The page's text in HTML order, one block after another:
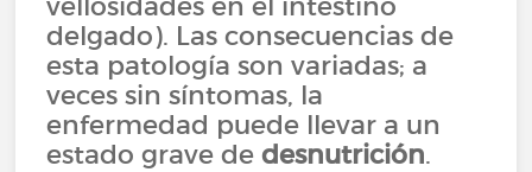
delgado). Las consecuencias de
esta patología son variadas; a
veces sin síntomas, la
enfermedad puede llevar a un
estado grave dedesnutrición.